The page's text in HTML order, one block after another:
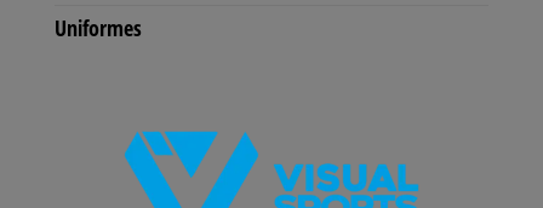
Uniformes